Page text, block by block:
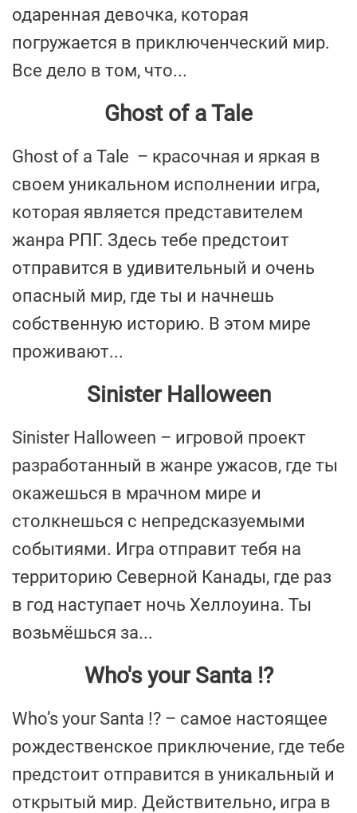
одаренная девочка, которая
погружается в приключенческий мир.
Все дело в том, что...
Ghost of a Tale
Ghost of a Tale – красочная и яркая в
своем уникальном исполнении игра,
которая является представителем
жанра РПГ. Здесь тебе предстоит
отправится в удивительный и очень
опасный мир, где ты и начнешь
собственную историю. В этом мире
проживают...
Sinister Halloween
Sinister Halloween – игровой проект
разработанный в жанре ужасов, где ты
окажешься в мрачном мире и
столкнешься с непредсказуемыми
событиями. Игра отправит тебя на
территорию Северной Канады, где раз
в год наступает ночь Хеллоуина. Ты
возьмёшься за...
Who's your Santa !?
Who’s your Santa !? – самое настоящее
рождественское приключение, где тебе
предстоит отправится в уникальный и
открытый мир. Действительно, игра в